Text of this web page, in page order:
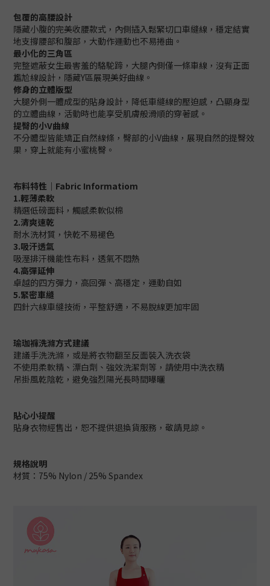
包覆的高腰設計
隱藏小腹的完美收腰款式，內側插入鬆緊切口車縫線，穩定結實
地支撐腰部和腹部，大動作運動也不易捲曲。
最小化的三角區
完整遮蔽女生最害羞的駱駝蹄，大腿內側僅一條車線，沒有正面
尷尬線設計，隱藏Y區展現美好曲線。
修身的立體版型
大腿外側一體成型的貼身設計，降低車縫線的壓迫感，凸顯身型
的立體曲線，活動時也能享受肌膚般滑順的穿著感。
提臀的小V曲線
不分體型皆能矯正自然線條，臀部的小V曲線，展現自然的提臀效
果，穿上就能有小蜜桃臀。
布料特性｜Fabric Informatiom
1.輕薄柔軟
精選低磅面料，觸感柔軟似棉
2.清爽速乾
耐水洗材質，快乾不易褪色
3.吸汗透氣
吸溼排汗機能性布料，透氣不悶熱
4.高彈延伸
卓越的四方彈力，高回彈、高穩定，運動自如
5.緊密車縫
四針六線車縫技術，平整舒適，不易脫線更加牢固
瑜珈褲洗滌方式建議
建議手洗洗滌，或是將衣物翻至反面裝入洗衣袋
不使用柔軟精、漂白劑、強效洗潔劑等，請使用中洗衣精
吊掛風乾陰乾，避免強烈陽光長時間曝曬
貼心小提醒
貼身衣物經售出，恕不提供退換貨服務，敬請見諒。
規格說明
材質：75% Nylon / 25% Spandex